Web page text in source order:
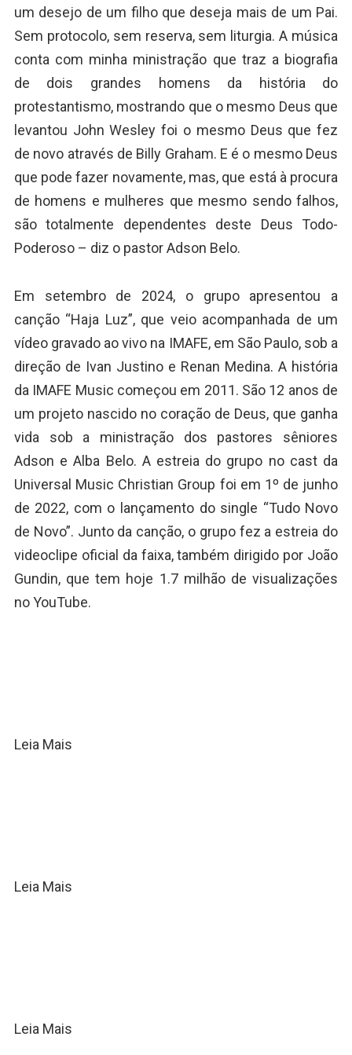
um desejo de um filho que deseja mais de um Pai.
Sem protocolo, sem reserva, sem liturgia. A música
conta com minha ministração que traz a biografia
de dois grandes homens da história do
protestantismo, mostrando que o mesmo Deus que
levantou John Wesley foi o mesmo Deus que fez
de novo através de Billy Graham. E é o mesmo Deus
que pode fazer novamente, mas, que está à procura
de homens e mulheres que mesmo sendo falhos,
são totalmente dependentes deste Deus Todo-
Poderoso – diz o pastor Adson Belo.
Em setembro de 2024, o grupo apresentou a
canção “Haja Luz”, que veio acompanhada de um
vídeo gravado ao vivo na IMAFE, em São Paulo, sob a
direção de Ivan Justino e Renan Medina. A história
da IMAFE Music começou em 2011. São 12 anos de
um projeto nascido no coração de Deus, que ganha
vida sob a ministração dos pastores sêniores
Adson e Alba Belo. A estreia do grupo no cast da
Universal Music Christian Group foi em 1º de junho
de 2022, com o lançamento do single “Tudo Novo
de Novo”. Junto da canção, o grupo fez a estreia do
videoclipe oficial da faixa, também dirigido por João
Gundin, que tem hoje 1.7 milhão de visualizações
no YouTube.
Leia Mais
Leia Mais
Leia Mais